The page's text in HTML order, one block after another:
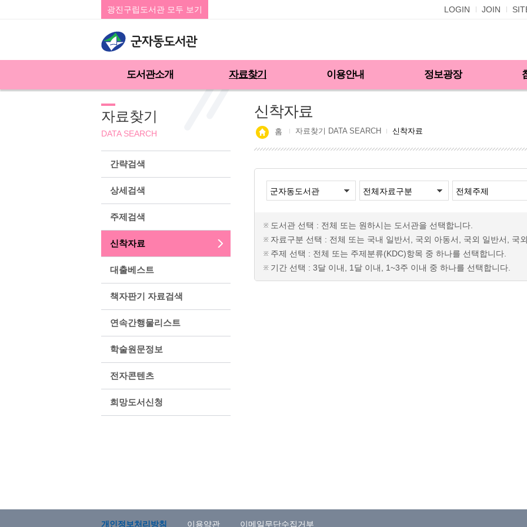
광진구립도서관 모두 보기 LOGIN JOIN
도서관소개 자료찾기 이용안내 정보광장
자료찾기
DATA SEARCH
간략검색
상세검색
주제검색
신착자료
대출베스트
책자판기 자료검색
연속간행물리스트
학술원문정보
전자콘텐츠
희망도서신청
신착자료
홈 자료찾기 DATA SEARCH 신착자료
도서관 선택 : 전체 또는 원하시는 도서관을 선택합니다.
자료구분 선택 : 전체 또는 국내 일반서, 국외 아동서, 국외 일반서, 국
주제 선택 : 전체 또는 주제분류(KDC)항목 중 하나를 선택합니다.
기간 선택 : 3달 이내, 1달 이내, 1~3주 이내 중 하나를 선택합니다.
개인정보처리방침 이용약관 이메일무단수집거부